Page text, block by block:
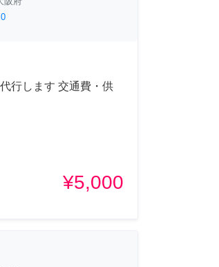
0
行します 交通費・供
¥5,000